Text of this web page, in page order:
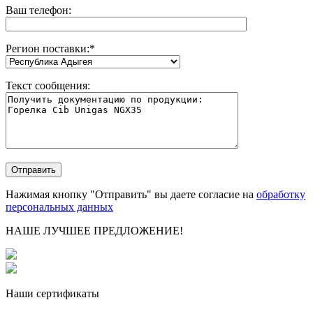
Ваш телефон:
Регион поставки:*
Текст сообщения:
Нажимая кнопку "Отправить" вы даете согласие на обработку
персональных данных
НАШЕ ЛУЧШЕЕ ПРЕДЛОЖЕНИЕ!
Наши сертификаты